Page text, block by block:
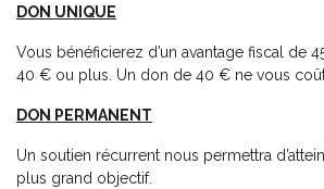
DON UNIQUE
Vous bénéficierez d’un avantage fiscal de
40 € ou plus. Un don de 40 € ne vous
DON PERMANENT
Un soutien récurrent nous permettra
plus grand objectif.